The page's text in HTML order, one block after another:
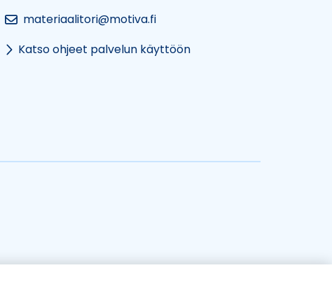
materiaalitori@motiva.fi
Katso ohjeet palvelun käyttöön